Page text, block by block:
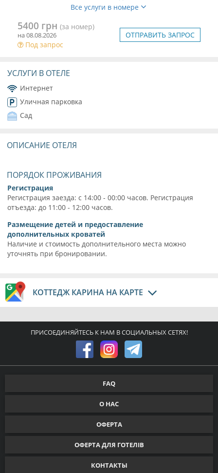
Все услуги в номере
5400 грн (за номер)
на 08.08.2026
Под запрос
ОТПРАВИТЬ ЗАПРОС
УСЛУГИ В ОТЕЛЕ
Интернет
Уличная парковка
Сад
ОПИСАНИЕ ОТЕЛЯ
ПОРЯДОК ПРОЖИВАНИЯ
Регистрация
Регистрация заезда: с 14:00 - 00:00 часов. Регистрация
отъезда: до 11:00 - 12:00 часов.
Размещение детей и предоставление
дополнительных кроватей
Наличие и стоимость дополнительного места можно
уточнять при бронировании.
КОТТЕДЖ КАРИНА НА КАРТЕ
ПРИСОЕДИНЯЙТЕСЬ К НАМ В СОЦИАЛЬНЫХ СЕТЯХ!
FAQ
О НАС
ОФЕРТА
ОФЕРТА ДЛЯ ГОТЕЛІВ
КОНТАКТЫ